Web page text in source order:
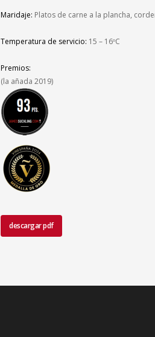
Maridaje: Platos de carne a la plancha,
Temperatura de servicio: 15 – 16ºC
Premios:
(la añada 2019)
descargar pdf